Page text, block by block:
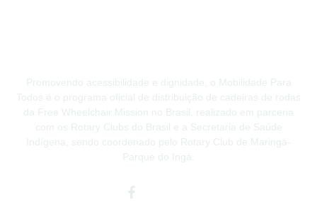
Promovendo acessibilidade e dignidade, o Mobilidade Para
Todos é o programa oficial de distribuição de cadeiras de rodas
da Free Wheelchair Mission no Brasil, realizado em parceria
com os Rotary Clubs do Brasil e a Secretaria de Saúde
Indígena, sendo coordenado pelo Rotary Club de Maringá-
Parque do Ingá.
Facebook-